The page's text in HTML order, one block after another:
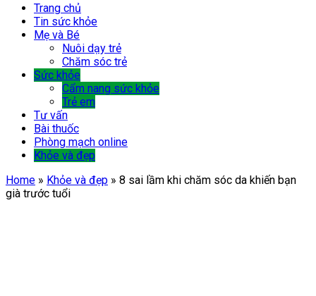
Trang chủ
Tin sức khỏe
Mẹ và Bé
Nuôi dạy trẻ
Chăm sóc trẻ
Sức khỏe
Cẩm nang sức khỏe
Trẻ em
Tư vấn
Bài thuốc
Phòng mạch online
Khỏe và đẹp
Home » Khỏe và đẹp » 8 sai lầm khi chăm sóc da khiến bạn
già trước tuổi